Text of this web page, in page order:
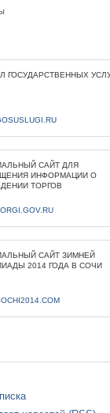
ГОСУДАРСТВЕННЫХ
САЙТ ДЛЯ
ИНФОРМАЦИИ О
ТОРГОВ
САЙТ ЗИМНЕЙ
2014 ГОДА В СОЧИ